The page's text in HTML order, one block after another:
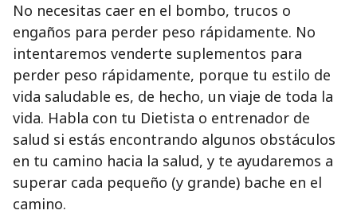
No necesitas caer en el bombo, trucos o
engaños para perder peso rápidamente. No
intentaremos venderte suplementos para
perder peso rápidamente, porque tu estilo de
vida saludable es, de hecho, un viaje de toda la
vida. Habla con tu Dietista o entrenador de
salud si estás encontrando algunos obstáculos
en tu camino hacia la salud, y te ayudaremos a
superar cada pequeño (y grande) bache en el
camino.